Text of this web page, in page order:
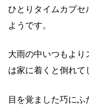
ひとりタイムカプセ
ようです。
大雨の中いつもより
は家に着くと倒れて
目を覚ました巧にふ